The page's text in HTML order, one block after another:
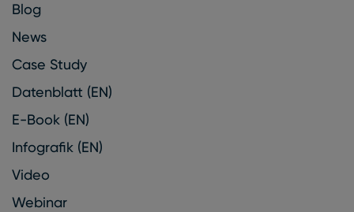
Blog
News
Case Study
Datenblatt (EN)
E-Book (EN)
Infografik (EN)
Video
Webinar